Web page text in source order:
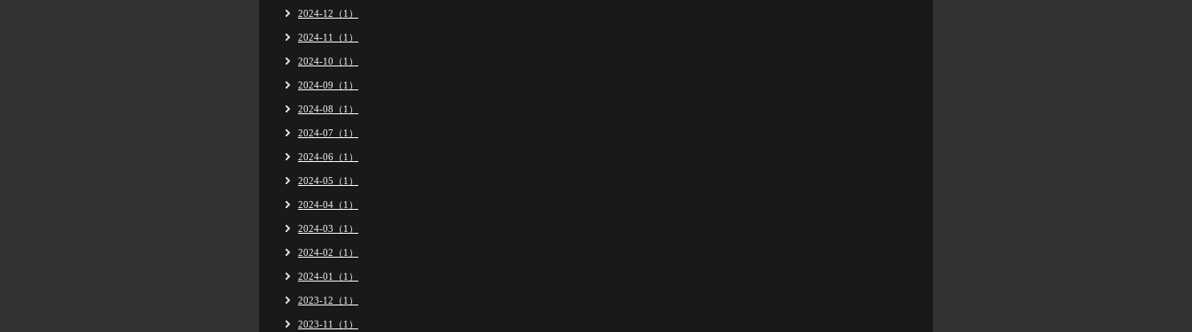
2024-12（1）
2024-11（1）
2024-10（1）
2024-09（1）
2024-08（1）
2024-07（1）
2024-06（1）
2024-05（1）
2024-04（1）
2024-03（1）
2024-02（1）
2024-01（1）
2023-12（1）
2023-11（1）